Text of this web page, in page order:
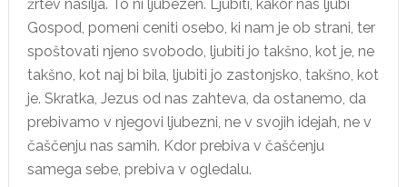
žrtev nasilja. To ni ljubezen. Ljubiti, kakor nas ljubi
Gospod, pomeni ceniti osebo, ki nam je ob strani, ter
spoštovati njeno svobodo, ljubiti jo takšno, kot je, ne
takšno, kot naj bi bila, ljubiti jo zastonjsko, takšno, kot
je. Skratka, Jezus od nas zahteva, da ostanemo, da
prebivamo v njegovi ljubezni, ne v svojih idejah, ne v
čaščenju nas samih. Kdor prebiva v čaščenju
samega sebe, prebiva v ogledalu.